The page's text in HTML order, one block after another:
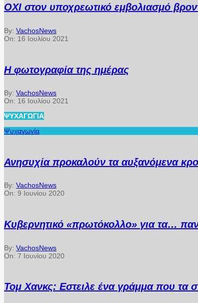
ΟΧΙ στον υποχρεωτικό εμβολιασμό
By: VachosNews
On: 16 Ιουλίου 2021
Η φωτογραφία της ημέρας
By: VachosNews
On: 16 Ιουλίου 2021
ΨΥΧΑΓΩΓΊΑ
Ψυχαγωγία
Ανησυχία προκαλούν τα αυξανόμενα
By: VachosNews
On: 9 Ιουνίου 2020
Κυβερνητικό «πρωτόκολλο» για τα…
By: VachosNews
On: 7 Ιουνίου 2020
Τομ Χανκς: Εστειλε ένα γράμμα που τα